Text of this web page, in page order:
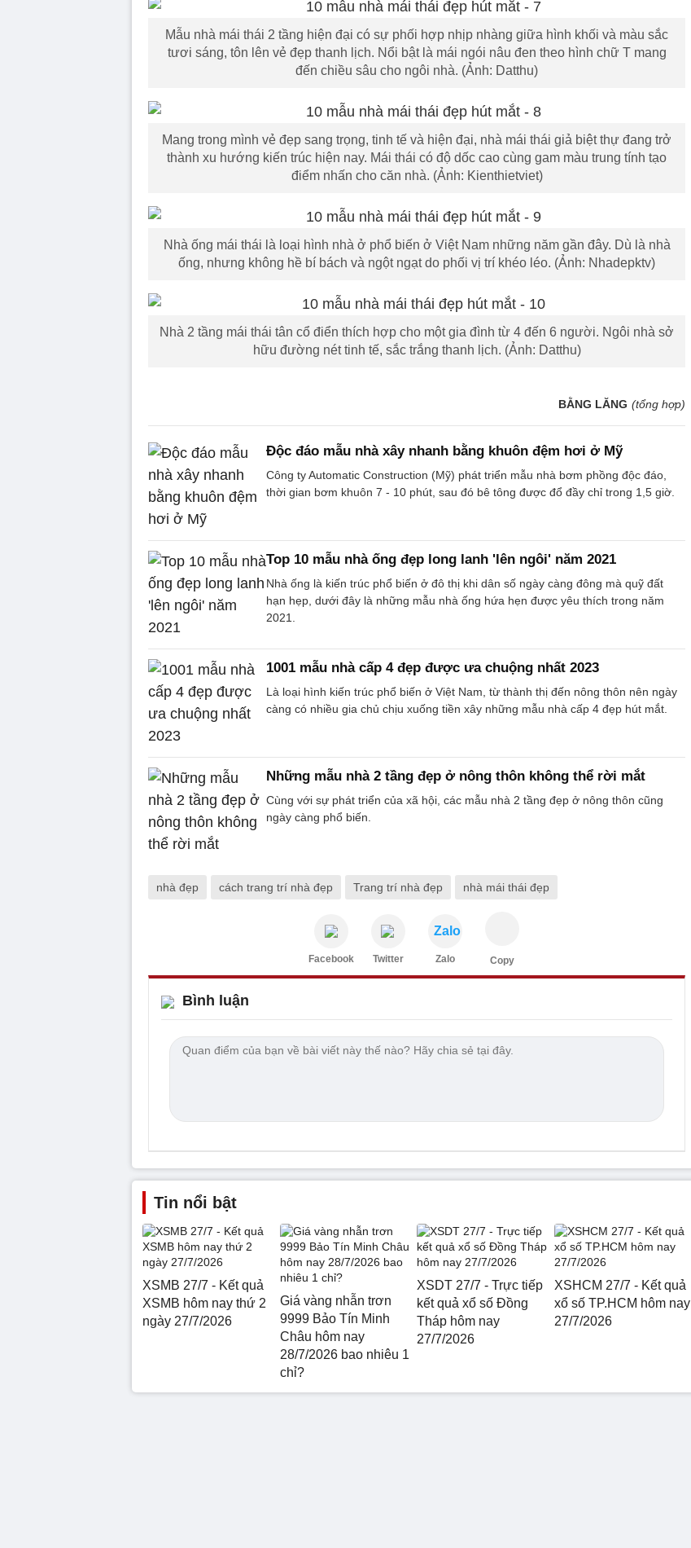
Mẫu nhà mái thái 2 tầng hiện đại có sự phối hợp nhịp nhàng giữa hình khối và màu sắc
tươi sáng, tôn lên vẻ đẹp thanh lịch. Nổi bật là mái ngói nâu đen theo hình chữ T mang
đến chiều sâu cho ngôi nhà. (Ảnh: Datthu)
Mang trong mình vẻ đẹp sang trọng, tinh tế và hiện đại, nhà mái thái giả biệt thự đang trở
thành xu hướng kiến trúc hiện nay. Mái thái có độ dốc cao cùng gam màu trung tính tạo
điểm nhấn cho căn nhà. (Ảnh: Kienthietviet)
Nhà ống mái thái là loại hình nhà ở phổ biến ở Việt Nam những năm gần đây. Dù là nhà
ống, nhưng không hề bí bách và ngột ngạt do phối vị trí khéo léo. (Ảnh: Nhadepktv)
Nhà 2 tầng mái thái tân cổ điển thích hợp cho một gia đình từ 4 đến 6 người. Ngôi nhà sở
hữu đường nét tinh tế, sắc trắng thanh lịch. (Ảnh: Datthu)
BẰNG LĂNG (tổng hợp)
Độc đáo mẫu nhà xây nhanh bằng khuôn đệm hơi ở Mỹ
Công ty Automatic Construction (Mỹ) phát triển mẫu nhà bơm phồng độc đáo,
thời gian bơm khuôn 7 - 10 phút, sau đó bê tông được đổ đầy chỉ trong 1,5 giờ.
Top 10 mẫu nhà ống đẹp long lanh 'lên ngôi' năm 2021
Nhà ống là kiến trúc phổ biến ở đô thị khi dân số ngày càng đông mà quỹ đất
hạn hẹp, dưới đây là những mẫu nhà ống hứa hẹn được yêu thích trong năm
2021.
1001 mẫu nhà cấp 4 đẹp được ưa chuộng nhất 2023
Là loại hình kiến trúc phổ biến ở Việt Nam, từ thành thị đến nông thôn nên ngày
càng có nhiều gia chủ chịu xuống tiền xây những mẫu nhà cấp 4 đẹp hút mắt.
Những mẫu nhà 2 tầng đẹp ở nông thôn không thể rời mắt
Cùng với sự phát triển của xã hội, các mẫu nhà 2 tầng đẹp ở nông thôn cũng
ngày càng phổ biến.
nhà đẹp cách trang trí nhà đẹp Trang trí nhà đẹp nhà mái thái đẹp
Facebook Twitter
Zalo
Zalo Copy
Bình luận
Tin nổi bật
XSMB 27/7 - Kết quả
XSMB hôm nay thứ 2
ngày 27/7/2026
Giá vàng nhẫn trơn
9999 Bảo Tín Minh
Châu hôm nay
28/7/2026 bao nhiêu 1
chỉ?
XSDT 27/7 - Trực tiếp
kết quả xổ số Đồng
Tháp hôm nay
27/7/2026
XSHCM 27/7 - Kết quả
xổ số TP.HCM hôm nay
27/7/2026